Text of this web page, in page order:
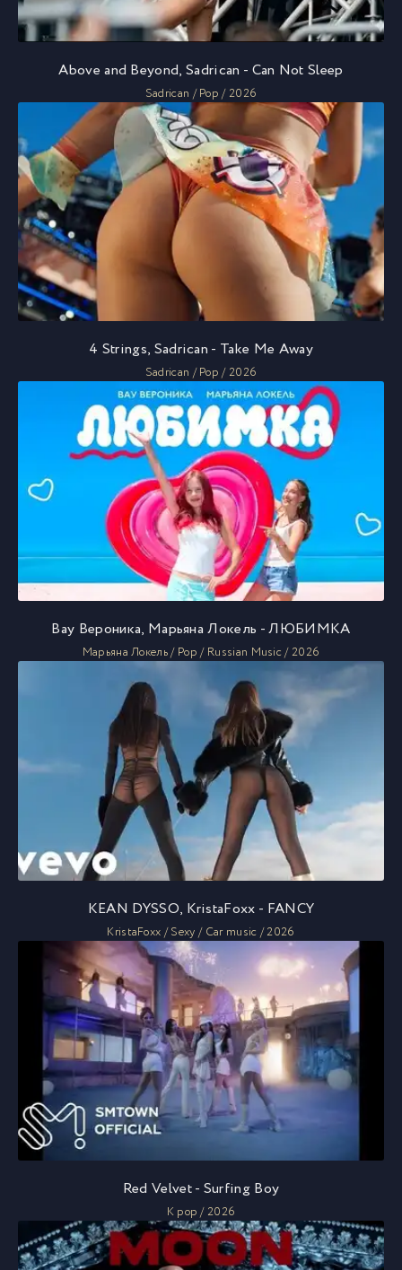
Above and Beyond, Sadrican - Can Not Sleep
Sadrican / Pop / 2026
4 Strings, Sadrican - Take Me Away
Sadrican / Pop / 2026
Вау Вероника, Марьяна Локель - ЛЮБИМКА
Марьяна Локель / Pop / Russian Music / 2026
KEAN DYSSO, KristaFoxx - FANCY
KristaFoxx / Sexy / Car music / 2026
Red Velvet - Surfing Boy
K pop / 2026